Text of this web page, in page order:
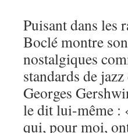
Puisant dans les
Boclé montre
nostalgiques
standards de
Georges
le dit lui-même :
qui, pour moi,